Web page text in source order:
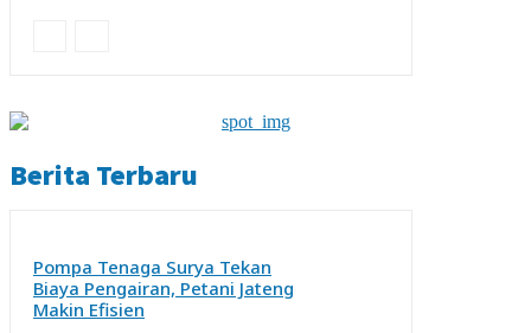
Berita Terbaru
Pompa Tenaga Surya Tekan
Biaya Pengairan, Petani Jateng
Makin Efisien